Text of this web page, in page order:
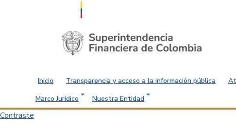
Saltar al contenido principal
Inicio Transparencia y acceso a la información pública
Marco Jurídico
Nuestra Entidad
Contraste